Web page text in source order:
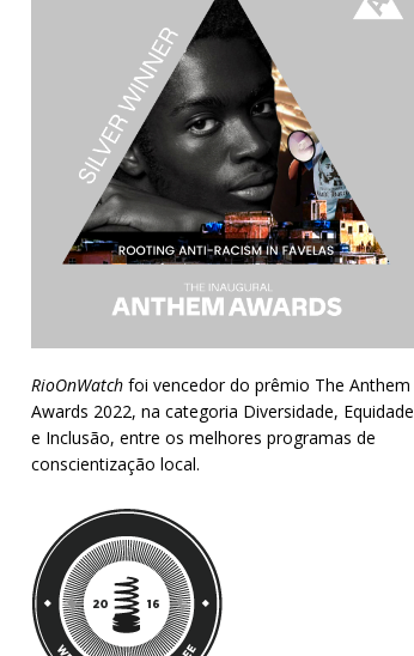
RioOnWatchfoi vencedor do prêmio The Anthem
Awards 2022, na categoria Diversidade, Equidade
e Inclusão, entre os melhores programas de
conscientização local.